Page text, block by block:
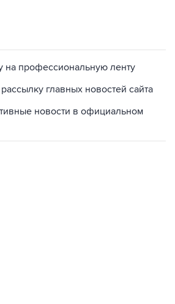
на профессиональную ленту
главных новостей сайта
новости в официальном